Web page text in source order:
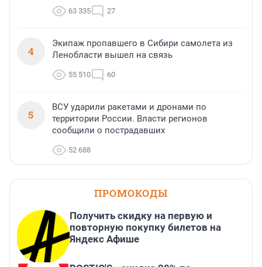
63 335 27
4
Экипаж пропавшего в Сибири самолета из
Ленобласти вышел на связь
55 510 60
5
ВСУ ударили ракетами и дронами по
территории России. Власти регионов
сообщили о пострадавших
52 688
ПРОМОКОДЫ
Получить скидку на первую и
повторную покупку билетов на
Яндекс Афише